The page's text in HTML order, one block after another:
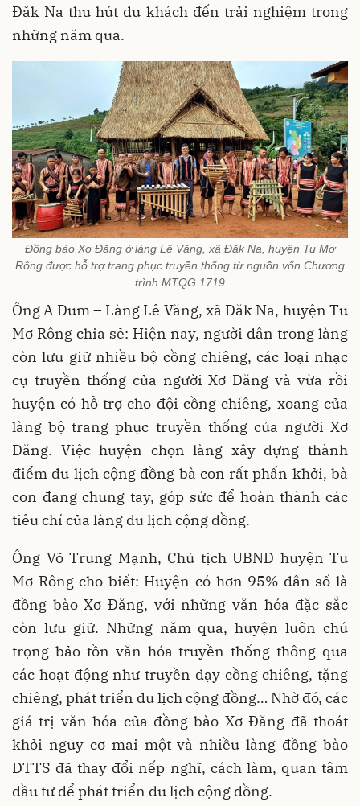
Đăk Na thu hút du khách đến trải nghiệm trong
những năm qua.
Đồng bào Xơ Đăng ở làng Lê Văng, xã Đăk Na, huyện Tu Mơ
Rông được hỗ trợ trang phục truyền thống từ nguồn vốn Chương
trình MTQG 1719
Ông A Dum – Làng Lê Văng, xã Đăk Na, huyện Tu
Mơ Rông chia sẻ: Hiện nay, người dân trong làng
còn lưu giữ nhiều bộ cồng chiêng, các loại nhạc
cụ truyền thống của người Xơ Đăng và vừa rồi
huyện có hỗ trợ cho đội cồng chiêng, xoang của
làng bộ trang phục truyền thống của người Xơ
Đăng. Việc huyện chọn làng xây dựng thành
điểm du lịch cộng đồng bà con rất phấn khởi, bà
con đang chung tay, góp sức để hoàn thành các
tiêu chí của làng du lịch cộng đồng.
Ông Võ Trung Mạnh, Chủ tịch UBND huyện Tu
Mơ Rông cho biết: Huyện có hơn 95% dân số là
đồng bào Xơ Đăng, với những văn hóa đặc sắc
còn lưu giữ. Những năm qua, huyện luôn chú
trọng bảo tồn văn hóa truyền thống thông qua
các hoạt động như truyền dạy cồng chiêng, tặng
chiêng, phát triển du lịch cộng đồng… Nhờ đó, các
giá trị văn hóa của đồng bào Xơ Đăng đã thoát
khỏi nguy cơ mai một và nhiều làng đồng bào
DTTS đã thay đổi nếp nghĩ, cách làm, quan tâm
đầu tư để phát triển du lịch cộng đồng.